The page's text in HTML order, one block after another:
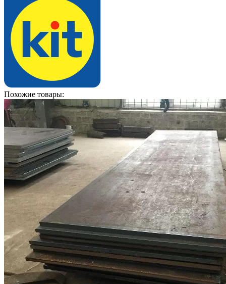
Похожие товары: